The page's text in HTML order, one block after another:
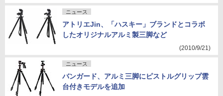
ニュース
アトリエJin、「ハスキー」ブランドとコラボ
したオリジナルアルミ製三脚など
(2010/9/21)
ニュース
バンガード、アルミ三脚にピストルグリップ雲
台付きモデルを追加